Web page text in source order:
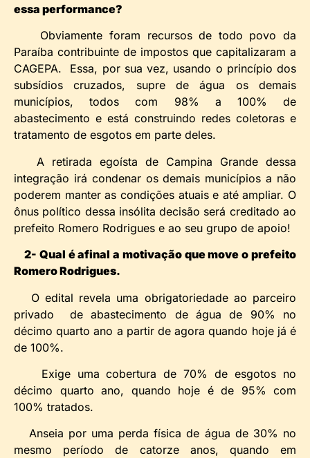
essa performance?
Obviamente foram recursos de todo povo da
Paraíba contribuinte de impostos que capitalizaram a
CAGEPA. Essa, por sua vez, usando o princípio dos
subsídios cruzados, supre de água os demais
municípios, todos com 98% a 100% de
abastecimento e está construindo redes coletoras e
tratamento de esgotos em parte deles.
A retirada egoísta de Campina Grande dessa
integração irá condenar os demais municípios a não
poderem manter as condições atuais e até ampliar. O
ônus político dessa insólita decisão será creditado ao
prefeito Romero Rodrigues e ao seu grupo de apoio!
2- Qual é afinal a motivação que move o prefeito
Romero Rodrigues.
O edital revela uma obrigatoriedade ao parceiro
privado de abastecimento de água de 90% no
décimo quarto ano a partir de agora quando hoje já é
de 100%.
Exige uma cobertura de 70% de esgotos no
décimo quarto ano, quando hoje é de 95% com
100% tratados.
Anseia por uma perda física de água de 30% no
mesmo período de catorze anos, quando em